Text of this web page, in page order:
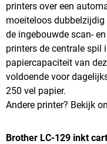
printers over een
moeiteloos
de ingebouwde scan-
printers de centrale spil
papiercapaciteit van
voldoende voor
250 vel papier.
Andere printer? Bekijk
Brother LC-129 inkt